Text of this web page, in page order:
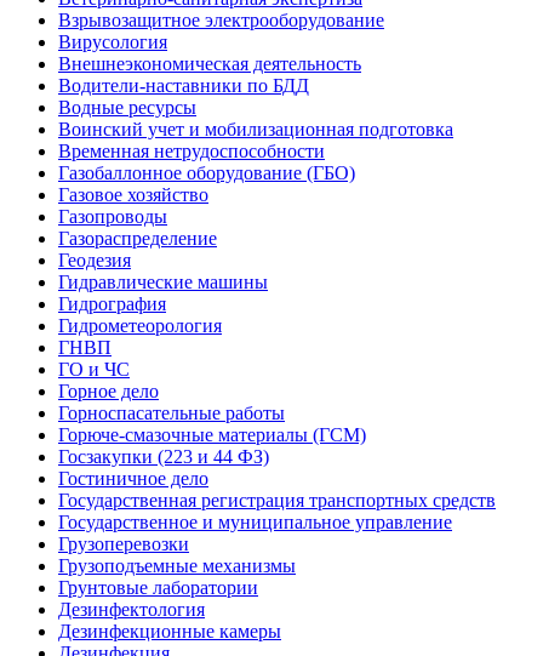
Взрывозащитное электрооборудование
Вирусология
Внешнеэкономическая деятельность
Водители-наставники по БДД
Водные ресурсы
Воинский учет и мобилизационная подготовка
Временная нетрудоспособности
Газобаллонное оборудование (ГБО)
Газовое хозяйство
Газопроводы
Газораспределение
Геодезия
Гидравлические машины
Гидрография
Гидрометеорология
ГНВП
ГО и ЧС
Горное дело
Горноспасательные работы
Горюче-смазочные материалы (ГСМ)
Госзакупки (223 и 44 ФЗ)
Гостиничное дело
Государственная регистрация транспортных средств
Государственное и муниципальное управление
Грузоперевозки
Грузоподъемные механизмы
Грунтовые лаборатории
Дезинфектология
Дезинфекционные камеры